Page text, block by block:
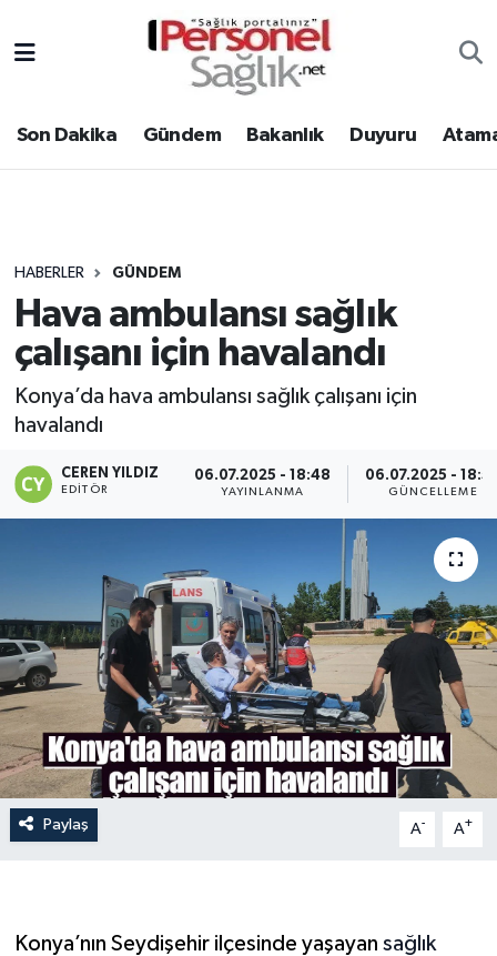
Son Dakika Gündem Bakanlık Duyuru
HABERLER GÜNDEM
Hava ambulansı sağlık
çalışanı için havalandı
Konya’da hava ambulansı sağlık çalışanı için
havalandı
CEREN YILDIZ
EDITÖR
06.07.2025 - 18:48
YAYINLANMA
06.07.2025 -
GÜNCELLEME
Paylaş A- A+
Konya’nın Seydişehir ilçesinde yaşayan sağlık
Gündem
Atamalar
Mevzuat
Sendika
Kpss - Sınav
Nöbetçi Eczaneler
Hava Durumu
Tüm Manşetler
Son Dakika Haberleri
Haber Arşivi